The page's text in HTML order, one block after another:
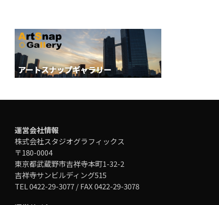
運営会社情報
株式会社スタジオグラフィックス
〒180-0004
東京都武蔵野市吉祥寺本町1-32-2
吉祥寺サンビルディング515
TEL 0422-29-3077 / FAX 0422-29-3078